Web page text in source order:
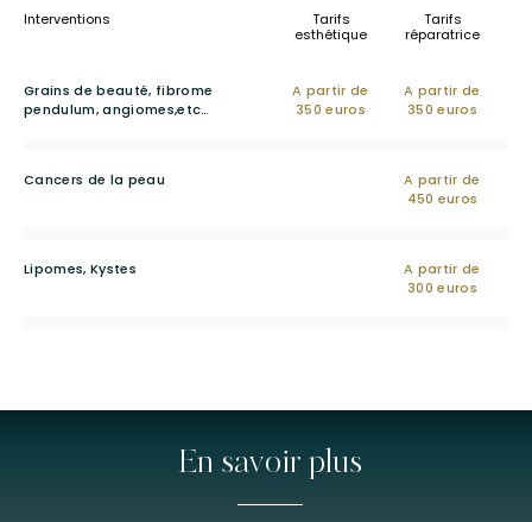
Interventions
Tarifs
esthétique
Tarifs
réparatrice
Grains de beauté, fibrome
pendulum, angiomes,etc…
A partir de
350 euros
A partir de
350 euros
Cancers de la peau
A partir de
450 euros
Lipomes, Kystes
A partir de
300 euros
En savoir plus